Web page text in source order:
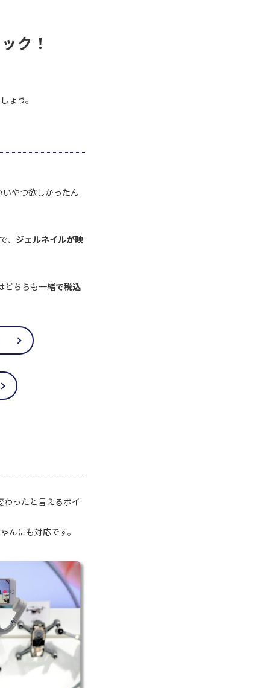
ク！
ょう。
やつ欲しかったん
、 ジェルネイルが映
どちらも一緒で税込
わったと言えるポイ
んにも対応です。